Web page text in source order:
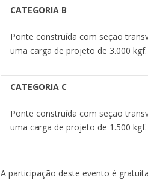
CATEGORIA B
Ponte construída com seção
uma carga de projeto de 3.000 kgf.
CATEGORIA C
Ponte construída com seção
uma carga de projeto de 1.500 kgf.
A participação deste evento é